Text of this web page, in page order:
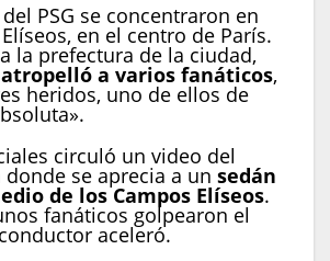
PSG se concentraron en
en el centro de París.
la prefectura de la ciudad,
atropelló a varios fanáticos,
heridos, uno de ellos de
circuló un video del
se aprecia a un sedán
de los Campos Elíseos.
fanáticos golpearon el
aceleró.